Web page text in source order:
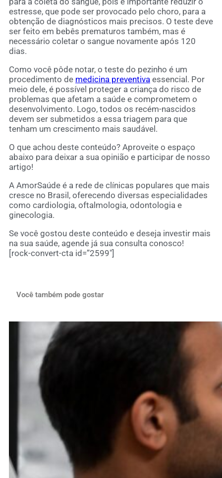
estresse, que pode ser provocado pelo choro, para a
obtenção de diagnósticos mais precisos. O teste deve
ser feito em bebês prematuros também, mas é
necessário coletar o sangue novamente após 120
dias.
Como você pôde notar, o teste do pezinho é um
procedimento de medicina preventiva essencial. Por
meio dele, é possível proteger a criança do risco de
problemas que afetam a saúde e comprometem o
desenvolvimento. Logo, todos os recém-nascidos
devem ser submetidos a essa triagem para que
tenham um crescimento mais saudável.
O que achou deste conteúdo? Aproveite o espaço
abaixo para deixar a sua opinião e participar de nosso
artigo!
A AmorSaúde é a rede de clínicas populares que mais
cresce no Brasil, oferecendo diversas especialidades
como cardiologia, oftalmologia, odontologia e
ginecologia.
Se você gostou deste conteúdo e deseja investir mais
na sua saúde, agende já sua consulta conosco!
[rock-convert-cta id=”2599″]
Você também pode gostar